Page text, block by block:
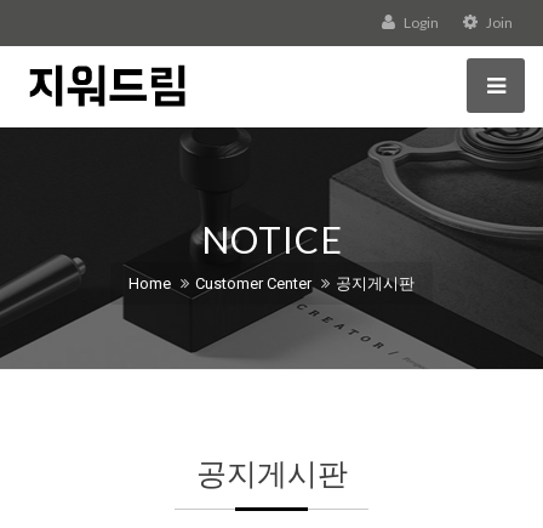
Login Join
NOTICE
Home Customer Center 공지게시판
공지게시판